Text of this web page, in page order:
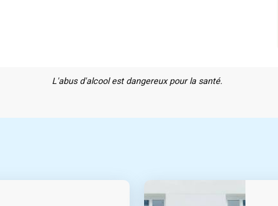
L'abus d'alcool est dangereux pour la santé.